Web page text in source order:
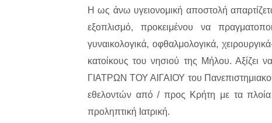
Η ως άνω υγειονομική αποστολή
εξοπλισμό, προκειμένου να
γυναικολογικά, οφθαλμολογικά,
κατοίκους του νησιού της Μήλου. Αξίζει
ΓIATΡΩΝ ΤΟΥ ΑΙΓΑΙΟΥ του
εθελοντών από / προς Κρήτη με τα πλοία
προληπτική Ιατρική.